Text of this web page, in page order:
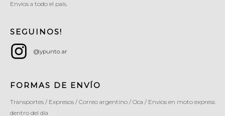
Envíos a todo el país.
SEGUINOS!
@ypunto.ar
FORMAS DE ENVÍO
Transportes / Expresos / Correo argentino / Oca / Envios en moto express
dentro del dia